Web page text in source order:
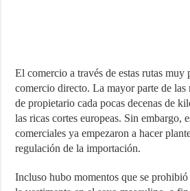
El comercio a través de estas rutas muy
comercio directo. La mayor parte de las
de propietario cada pocas decenas de
las ricas cortes europeas. Sin embargo,
comerciales ya empezaron a hacer
regulación de la importación.
Incluso hubo momentos que se prohibió